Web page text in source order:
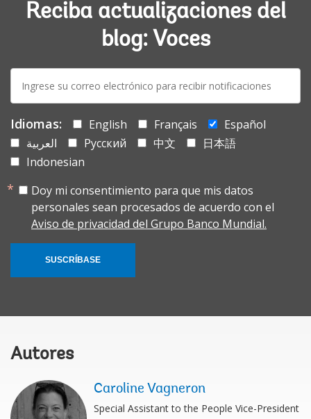
Reciba actualizaciones del
blog: Voces
E-
mail:
Idiomas: English Français
Español
العربية
Русский 中文
日本語
Indonesian
Doy mi consentimiento para que mis datos
personales sean procesados de acuerdo con el
Aviso de privacidad del Grupo Banco Mundial.
SUSCRÍBASE
Autores
Caroline Vagneron
Special Assistant to the People Vice-President